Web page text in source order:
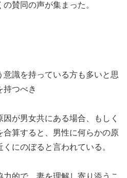
賛同の声が集まった。
識を持っている方も多いと思
持つべき
が男女共にある場合、もしく
合算すると、男性に何らかの原
にのぼると言われている。
的で、妻を理解し寄り添うこ